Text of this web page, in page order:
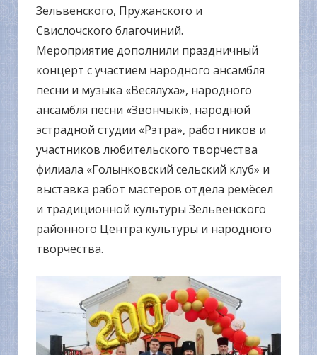
Зельвенского, Пружанского и
Свислочского благочиний.
Мероприятие дополнили праздничный
концерт с участием народного ансамбля
песни и музыка «Весялуха», народного
ансамбля песни «Звончыкі», народной
эстрадной студии «Рэтра», работников и
участников любительского творчества
филиала «Голынковский сельский клуб» и
выставка работ мастеров отдела ремёсел
и традиционной культуры Зельвенского
районного Центра культуры и народного
творчества.